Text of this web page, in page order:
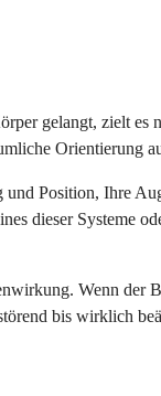
gelangt, zielt es
Orientierung
Position, Ihre
dieser Systeme
Wenn der
bis wirklich